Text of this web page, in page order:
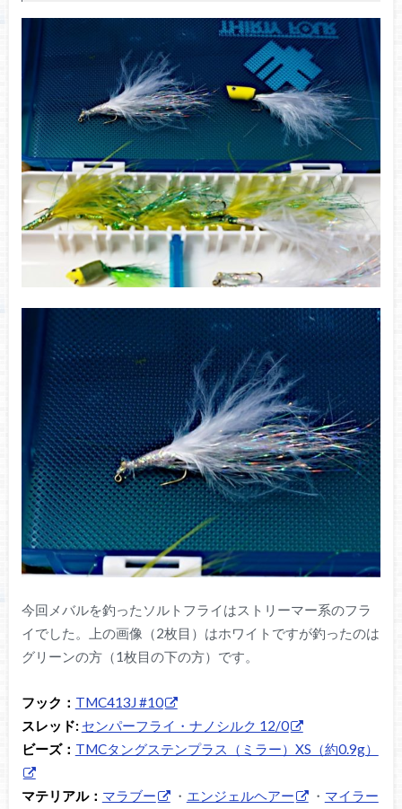
今回メバルを釣ったソルトフライはストリーマー系のフラ
イでした。上の画像（2枚目）はホワイトですが釣ったのは
グリーンの方（1枚目の下の方）です。
フック： TMC413J #10
スレッド: センパーフライ・ナノシルク 12/0
ビーズ： TMCタングステンプラス（ミラー）XS（約0.9g）
マテリアル： マラブー ・ エンジェルヘアー ・ マイラー